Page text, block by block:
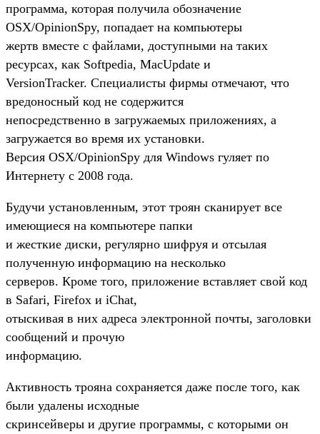
программа, которая получила обозначение
OSX/OpinionSpy, попадает на компьютеры
жертв вместе с файлами, доступными на таких
ресурсах, как Softpedia, MacUpdate и
VersionTracker. Специалисты фирмы отмечают, что
вредоносный код не содержится
непосредственно в загружаемых приложениях, а
загружается во время их установки.
Версия OSX/OpinionSpy для Windows гуляет по
Интернету с 2008 года.
Будучи установленным, этот троян сканирует все
имеющиеся на компьютере папки
и жесткие диски, регулярно шифруя и отсылая
полученную информацию на несколько
серверов. Кроме того, приложение вставляет свой код
в Safari, Firefox и iChat,
отыскивая в них адреса электронной почты, заголовки
сообщений и прочую
информацию.
Активность трояна сохраняется даже после того, как
были удалены исходные
скринсейверы и другие программы, с которыми он